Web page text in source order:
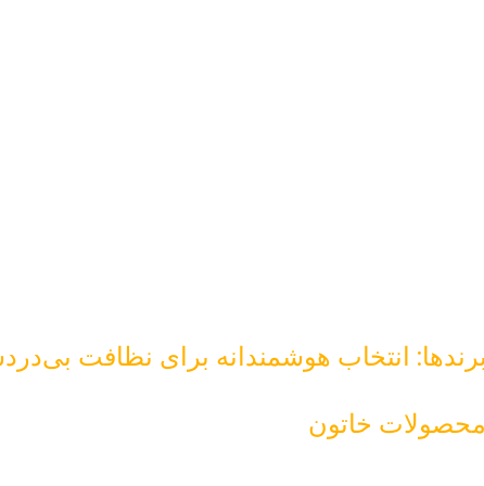
انتخاب هوشمندانه برای نظافت
خاتون